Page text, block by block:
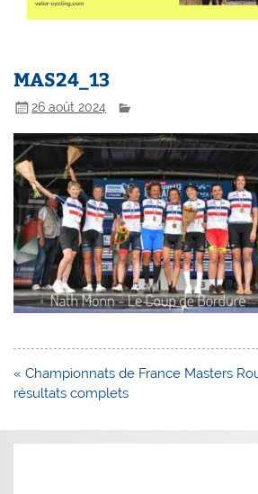
MAS24_13
26 août 2024
Navigation
de
« Championnats de France Masters
résultats complets